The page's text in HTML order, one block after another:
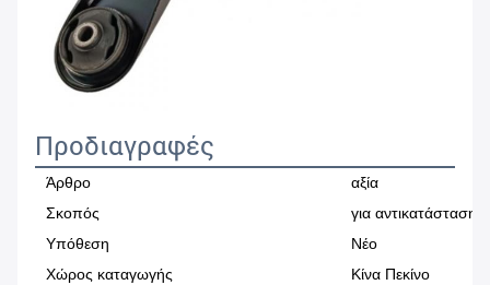
Προδιαγραφές
Άρθρο
αξία
Σκοπός
για αντικατάσταση/
Υπόθεση
Νέο
Χώρος καταγωγής
Κίνα Πεκίνο